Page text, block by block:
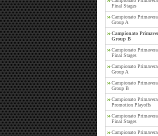
Final Stages
Campionato
Group A
Campionato
Group B
Campionato
Final Stages
Campionato
Group A
Campionato
Group B
Campionato
Promotion Playoffs
Campionato
Final Stages
Campionato